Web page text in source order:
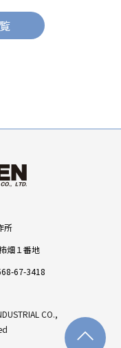
所
畑１番地
67-3418
CO.,